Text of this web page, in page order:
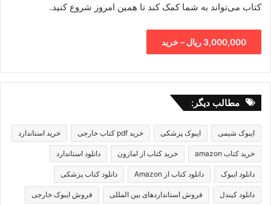
کتاب می‌تواند به شما کمک کند تا همین امروز شروع کنید.
3,000,000 ریال – خرید
مطالب دیگر:
ایبوک شیمی ایبوک پزشکی خرید pdf کتاب خارجی خرید استاندارد
خرید کتاب amazon خرید کتاب از امازون دانلود استاندارد
دانلود ایبوک دانلود کتاب از Amazon دانلود کتاب پزشکی
دانلود کیندل فروش استانداردهای بین المللی فروش ایبوک خارجی